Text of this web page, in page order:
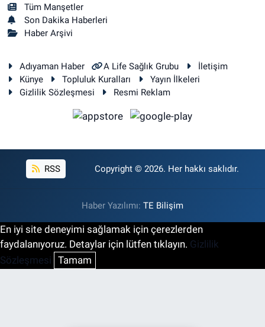
Tüm Manşetler
Son Dakika Haberleri
Haber Arşivi
Adıyaman Haber A Life Sağlık Grubu
İletişim
Künye
Topluluk Kuralları
Yayın İlkeleri
Gizlilik Sözleşmesi
Resmi Reklam
RSS Copyright © 2026. Her hakkı saklıdır.
Haber Yazılımı: TE Bilişim
En iyi site deneyimi sağlamak için çerezlerden
faydalanıyoruz. Detaylar için lütfen tıklayın. Gizlilik
Sözleşmesi Tamam